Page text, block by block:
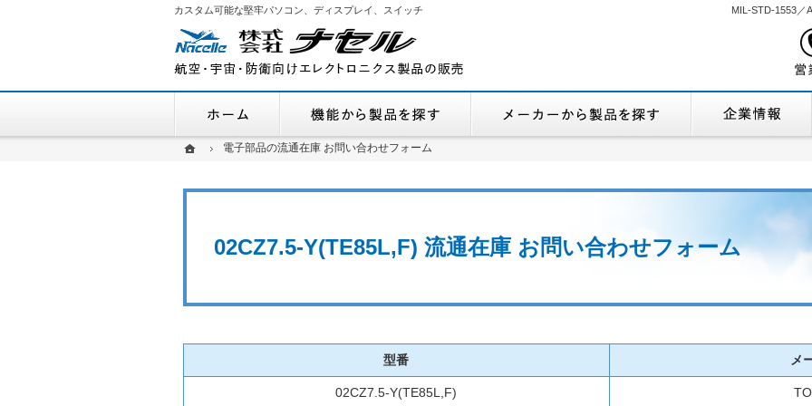
ホーム電子部品の流通在庫 お問い合わせフォーム
02CZ7.5-Y(TE85L,F) 流通在庫 お問い合わせフォーム
MIL-STD-1553／
カスタム可能な堅牢パソコン、ディスプレイ、スイッチ
型番 メ
02CZ7.5-Y(TE85L,F)
ホーム電子部品の流通在庫 お問い合わせフォーム